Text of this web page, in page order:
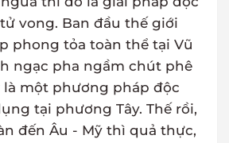
vong. Ban đầu thế giới
phong tỏa toàn thể tại Vũ
ngạc pha ngầm chút phê
là một phương pháp độc
tại phương Tây. Thế rồi,
đến Âu - Mỹ thì quả thực,